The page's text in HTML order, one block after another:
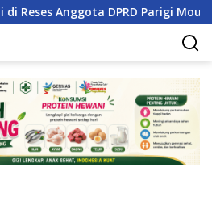
DPRD Parigi Moutong